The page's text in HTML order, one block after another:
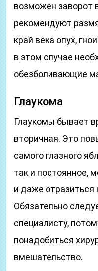
возможен заворот
рекомендуют
край века опух,
в этом случае
обезболивающие
Глаукома
Глаукомы бывает
вторичная. Это
самого глазного
так и постоянное,
и даже отразиться
Обязательно
специалисту,
понадобиться
вмешательство.